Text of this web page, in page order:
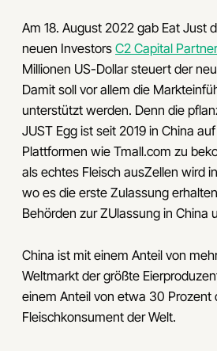
Am 18. August 2022 gab Eat Just
neuen Investors C2 Capital
Millionen US-Dollar steuert der
Damit soll vor allem die
unterstützt werden. Denn die
JUST Egg ist seit 2019 in China
Plattformen wie Tmall.com zu
als echtes Fleisch ausZellen wird
wo es die erste Zulassung
Behörden zur ZUlassung in China
China ist mit einem Anteil von
Weltmarkt der größte
einem Anteil von etwa 30 Prozent
Fleischkonsument der Welt.